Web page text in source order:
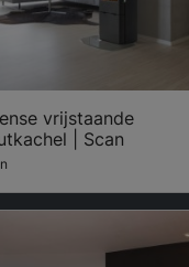
vrijstaande
| Scan